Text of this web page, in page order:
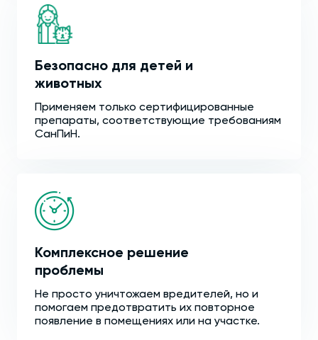
Безопасно для детей и
животных
Применяем только сертифицированные
препараты, соответствующие требованиям
СанПиН.
Комплексное решение
проблемы
Не просто уничтожаем вредителей, но и
помогаем предотвратить их повторное
появление в помещениях или на участке.